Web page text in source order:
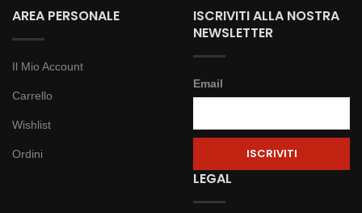
AREA PERSONALE
Il Mio Account
Carrello
Wishlist
Ordini
ISCRIVITI ALLA NOSTRA
NEWSLETTER
Email
LEGAL